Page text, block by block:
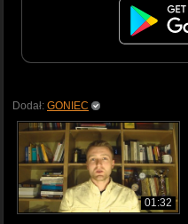
Dodał: GONIEC
01:32